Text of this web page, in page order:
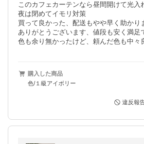
このカフェカーテンなら昼間開けて光入
夜は閉めてイモリ対策
買って良かった、配送もやや早く助かり
ありがとうございます、値段も安く満足
色も余り無かったけど、頼んだ色も中々
購入した商品
色/１級アイボリー
違反報